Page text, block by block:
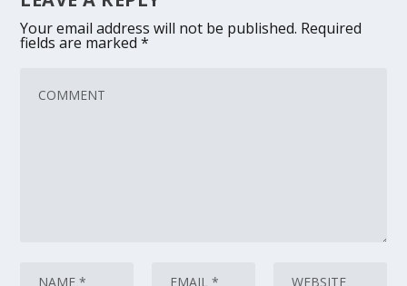
Your email address will not be published. Required
fields are marked*